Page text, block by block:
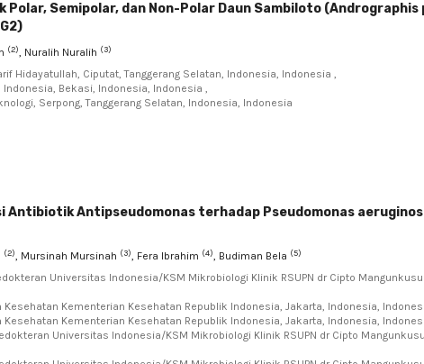
Semipolar, dan Non-Polar Daun Sambiloto
(2), Nuralih Nuralih (3)
Hidayatullah, Ciputat, Tanggerang Selatan, Indonesia, Indonesia ,
Indonesia, Bekasi, Indonesia, Indonesia ,
Serpong, Tanggerang Selatan, Indonesia, Indonesia
Antibiotik Antipseudomonas terhadap Pseudomonas
(2), Mursinah Mursinah (3), Fera Ibrahim (4), Budiman Bela (5)
Universitas Indonesia/KSM Mikrobiologi Klinik RSUPN dr Cipto
Kesehatan Kementerian Kesehatan Republik Indonesia, Jakarta, Indonesia,
Kesehatan Kementerian Kesehatan Republik Indonesia, Jakarta, Indonesia,
Universitas Indonesia/KSM Mikrobiologi Klinik RSUPN dr Cipto